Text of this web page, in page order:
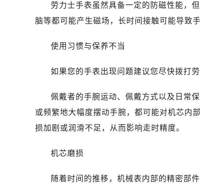
劳力士手表虽然具备一定的防磁性能，
脑等都可能产生磁场，长时间接触可能导致
使用习惯与保养不当
如果您的手表出现问题建议您尽快拨打
佩戴者的手腕运动、佩戴方式以及日常
或频繁地大幅度摆动手腕，都可能对机芯内
损加剧或润滑不足，从而影响走时精度。
机芯磨损
随着时间的推移，机械表内部的精密部